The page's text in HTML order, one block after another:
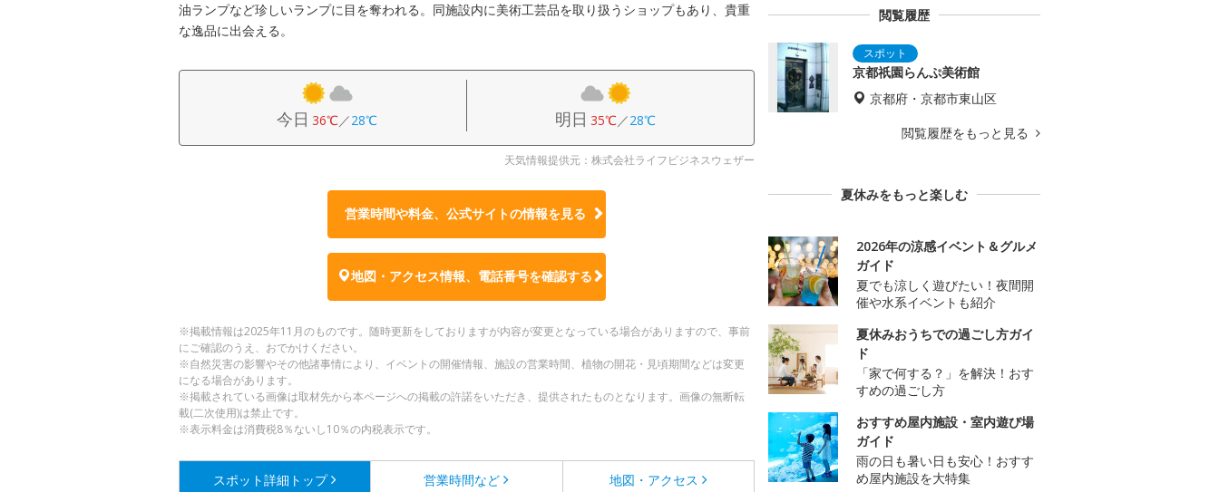
油ランプなど珍しいランプに目を奪われる。同施設内に美術工芸品を取り扱うショップもあり、貴重
な逸品に出会える。
今日 36℃／28℃ 明日 35℃／28℃
天気情報提供元：株式会社ライフビジネスウェザー
営業時間や料金、公式サイトの情報を見る
地図・アクセス情報、電話番号を確認する
※掲載情報は2025年11月のものです。随時更新をしておりますが内容が変更となっている場合がありますので、事前
にご確認のうえ、おでかけください。
※自然災害の影響やその他諸事情により、イベントの開催情報、施設の営業時間、植物の開花・見頃期間などは変更
になる場合があります。
※掲載されている画像は取材先から本ページへの掲載の許諾をいただき、提供されたものとなります。画像の無断転
載(二次使用)は禁止です。
※表示料金は消費税8％ないし10％の内税表示です。
スポット詳細 トップ 営業時間など 地図・アクセス
閲覧履歴
京都祇園らんぷ美術館
京都府・京都市東山区
閲覧履歴をもっと見る
夏休みをもっと楽しむ
2026年の涼感イベント＆グルメ
ガイド
夏でも涼しく遊びたい！夜間開
催や水系イベントも紹介
夏休みおうちでの過ごし方ガイ
ド
「家で何する？」を解決！おす
すめの過ごし方
おすすめ屋内施設・室内遊び場
ガイド
雨の日も暑い日も安心！おすす
め屋内施設を大特集